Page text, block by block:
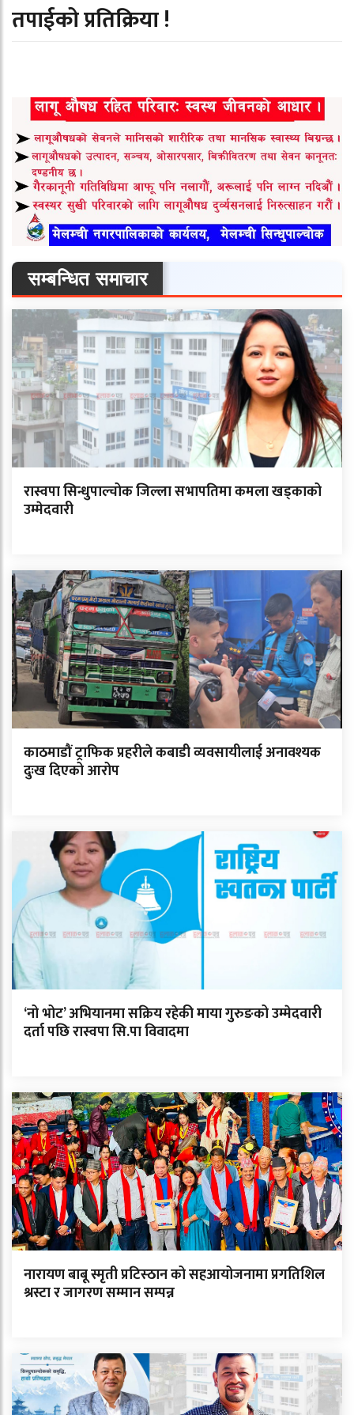
तपाईको प्रतिक्रिया !
सम्बन्धित समाचार
रास्वपा सिन्धुपाल्चोक जिल्ला सभापतिमा कमला खड्काको
उम्मेदवारी
काठमाडौं ट्राफिक प्रहरीले कबाडी व्यवसायीलाई अनावश्यक
दुःख दिएको आरोप
‘नो भोट’ अभियानमा सक्रिय रहेकी माया गुरुङको उम्मेदवारी
दर्ता पछि रास्वपा सि.पा विवादमा
नारायण बाबू स्मृती प्रटिस्ठान को सहआयोजनामा प्रगतिशिल
श्रस्टा र जागरण सम्मान सम्पन्न